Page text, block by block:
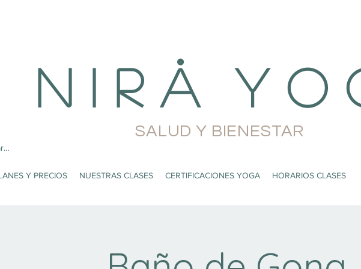
N i r å Y o
sesión
Y PRECIOS NUESTRAS CLASES CERTIFICACIONES YOGA HORARIOS CLASES
SALUD Y BIENESTAR